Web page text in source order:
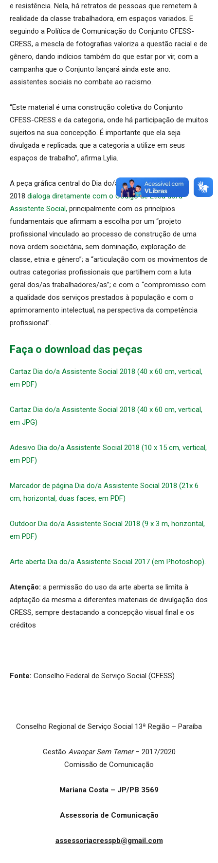
e resistência. Nela, há retratos de pessoas que remetem à
realidade da classe trabalhadora, em espaços variados. E
seguindo a Política de Comunicação do Conjunto CFESS-
CRESS, a mescla de fotografias valoriza a questão racial e de
gênero, dando indícios também do que estar por vir, com a
campanha que o Conjunto lançará ainda este ano:
assistentes sociais no combate ao racismo.
“Este material é uma construção coletiva do Conjunto
CFESS-CRESS e da categoria, onde há participação de muitos
sujeitos na sua concepção. É importante que ela seja
divulgada e replicada; que a categoria a utilize em seus
espaços de trabalho”, afirma Lylia.
A peça gráfica central do Dia do/a Assistente Social
2018 dialoga diretamente com o Código de Ética do/a
Assistente Social, principalmente com os princípios
fundamentais que afirmam a escolha por um “projeto
profissional vinculado ao processo de construção de uma
nova ordem societária, sem dominação, exploração de
classe, etnia e gênero”; a “articulação com os movimentos de
outras categorias profissionais que partilhem com a luta
geral dos/as trabalhadores/as”; e com o “compromisso com
a qualidade dos serviços prestados à população e com o
aprimoramento intelectual, na perspectiva da competência
profissional”.
Faça o download das peças
Cartaz Dia do/a Assistente Social 2018 (40 x 60 cm, vertical,
em PDF)
Cartaz Dia do/a Assistente Social 2018 (40 x 60 cm, vertical,
em JPG)
Adesivo Dia do/a Assistente Social 2018 (10 x 15 cm, vertical,
em PDF)
Marcador de página Dia do/a Assistente Social 2018 (21x 6
cm, horizontal, duas faces, em PDF)
Outdoor Dia do/a Assistente Social 2018 (9 x 3 m, horizontal,
em PDF)
Arte aberta Dia do/a Assistente Social 2017 (em Photoshop).
Atenção: a permissão do uso da arte aberta se limita à
adptação da mesma a diferentes materiais de divulgação dos
CRESS, sempre destacando a concepção visual final e os
créditos
Fonte: Conselho Federal de Serviço Social (CFESS)
Conselho Regional de Serviço Social 13ª Região – Paraíba
Gestão Avançar Sem Temer– 2017/2020
Comissão de Comunicação
Mariana Costa – JP/PB 3569
Assessoria de Comunicação
assessoriacresspb@gmail.com